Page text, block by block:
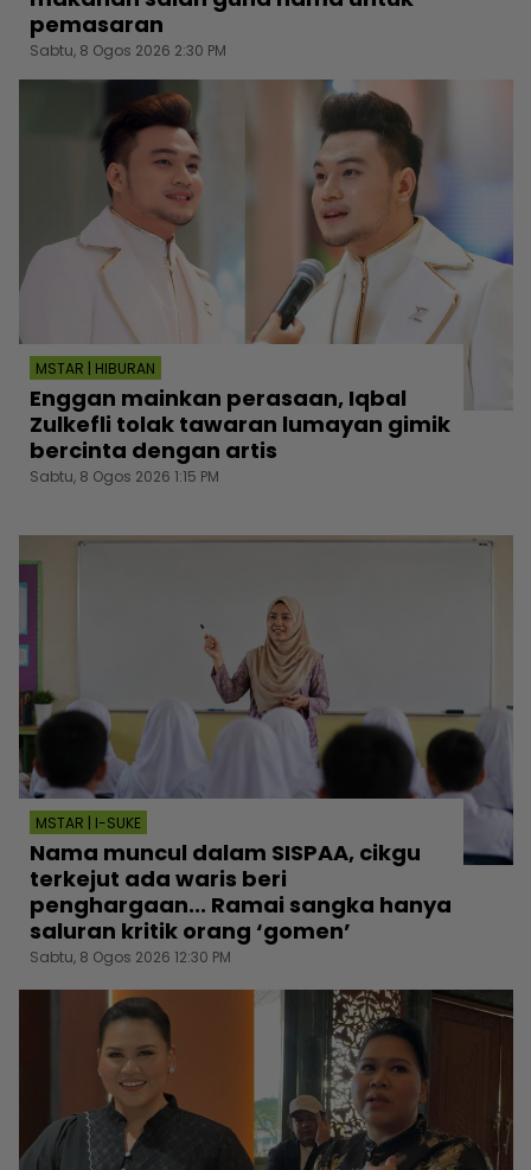
pemasaran
Sabtu, 8 Ogos 2026 2:30 PM
MSTAR | HIBURAN
Enggan mainkan perasaan, Iqbal
Zulkefli tolak tawaran lumayan gimik
bercinta dengan artis
Sabtu, 8 Ogos 2026 1:15 PM
MSTAR | I-SUKE
Nama muncul dalam SISPAA, cikgu
terkejut ada waris beri
penghargaan... Ramai sangka hanya
saluran kritik orang ‘gomen’
Sabtu, 8 Ogos 2026 12:30 PM